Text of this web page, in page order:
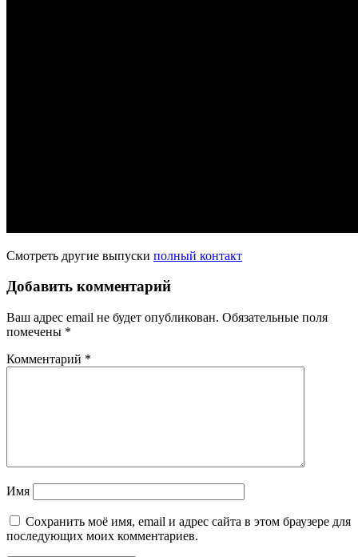
Смотреть другие выпуски полный контакт
Добавить комментарий
Ваш адрес email не будет опубликован. Обязательные поля
помечены *
Комментарий *
Имя
Сохранить моё имя, email и адрес сайта в этом браузере для
последующих моих комментариев.